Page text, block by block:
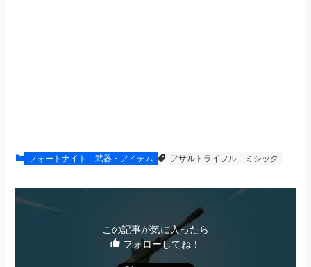
フォートナイト 武器・アイテム アサルトライフル ミシック
この記事が気に入ったら
フォローしてね！